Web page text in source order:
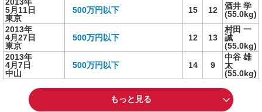
5月11日
東京
500万円以下 15 12
酒井 学
(55.0kg)
2013年
4月27日
東京
500万円以下 12 13
村田 一
誠
(55.0kg)
2013年
4月7日
中山
500万円以下 14 9
中谷 雄
太
(55.0kg)
もっと見る